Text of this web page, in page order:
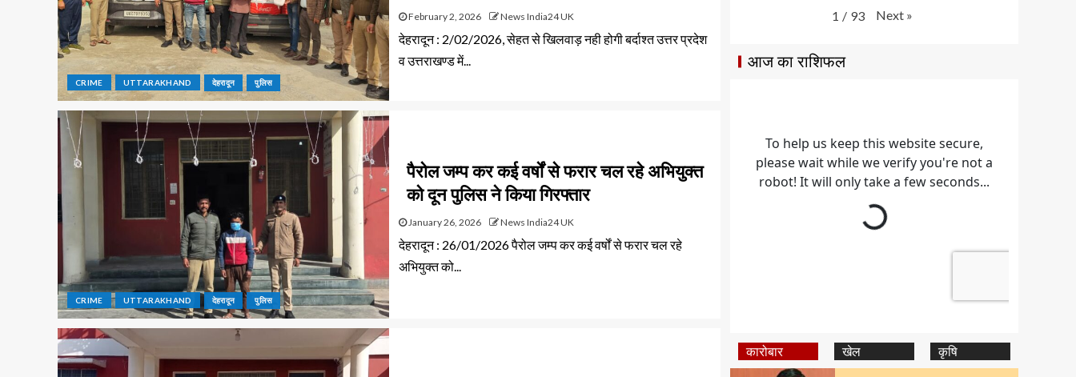
CRIME UTTARAKHAND देहरादून पुलिस
February 2, 2026 News India24 UK
देहरादून : 2/02/2026, सेहत से खिलवाड़ नही होगी बर्दाश्त उत्तर प्रदेश
व उत्तराखण्ड में...
CRIME UTTARAKHAND देहरादून पुलिस
पैरोल जम्प कर कई वर्षों से फरार चल रहे अभियुक्त
को दून पुलिस ने किया गिरफ्तार
January 26, 2026 News India24 UK
देहरादून : 26/01/2026 पैरोल जम्प कर कई वर्षों से फरार चल रहे
अभियुक्त को...
1 / 93 Next »
आज का राशिफल
कारोबार खेल कृषि